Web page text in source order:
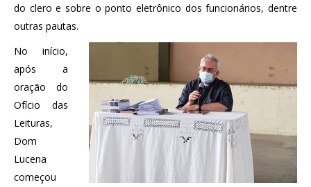
do clero e sobre o ponto eletrônico dos funcionários, dentre
outras pautas.
No início,
após a
oração do
Ofício das
Leituras,
Dom
Lucena
começou